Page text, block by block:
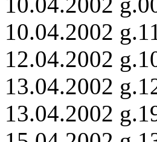
10.04.2002
12.04.2002
13.04.2002
13.04.2002